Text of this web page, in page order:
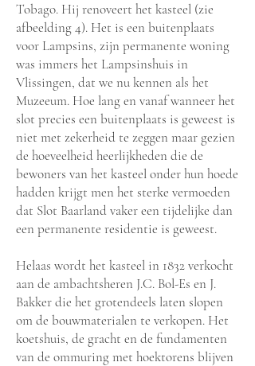
Tobago. Hij renoveert het kasteel (zie
afbeelding 4). Het is een buitenplaats
voor Lampsins, zijn permanente woning
was immers het Lampsinshuis in
Vlissingen, dat we nu kennen als het
Muzeeum. Hoe lang en vanaf wanneer het
slot precies een buitenplaats is geweest is
niet met zekerheid te zeggen maar gezien
de hoeveelheid heerlijkheden die de
bewoners van het kasteel onder hun hoede
hadden krijgt men het sterke vermoeden
dat Slot Baarland vaker een tijdelijke dan
een permanente residentie is geweest.
Helaas wordt het kasteel in 1832 verkocht
aan de ambachtsheren J.C. Bol-Es en J.
Bakker die het grotendeels laten slopen
om de bouwmaterialen te verkopen. Het
koetshuis, de gracht en de fundamenten
van de ommuring met hoektorens blijven